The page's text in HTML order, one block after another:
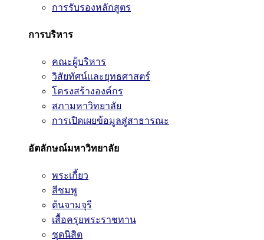
การรับรองหลักสูตร
การบริหาร
คณะผู้บริหาร
วิสัยทัศน์และยุทธศาสตร์
โครงสร้างองค์กร
สภามหาวิทยาลัย
การเปิดเผยข้อมูลสู่สาธารณะ
อัตลักษณ์มหาวิทยาลัย
พระเกี้ยว
สีชมพู
ต้นจามจุรี
เสื้อครุยพระราชทาน
ชุดนิสิต